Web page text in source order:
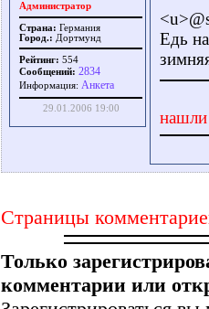
Администратор
Страна: Германия
Город.: Дортмунд
Рейтинг: 554
Сообщений: 2834
Информация: Aнкета
29.01.2006 19:00
Едь
нашли
Страницы
Только
комментарии или